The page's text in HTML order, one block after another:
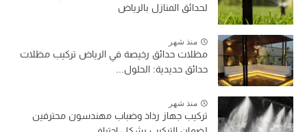
لحدائق المنازل بالرياض
منذ شهر
مظلات حدائق رخيصة في الرياض تركيب مظلات
حدائق حديدية: الحلول...
منذ شهر
تركيب جهاز رذاذ وضباب مهندسون محترفين